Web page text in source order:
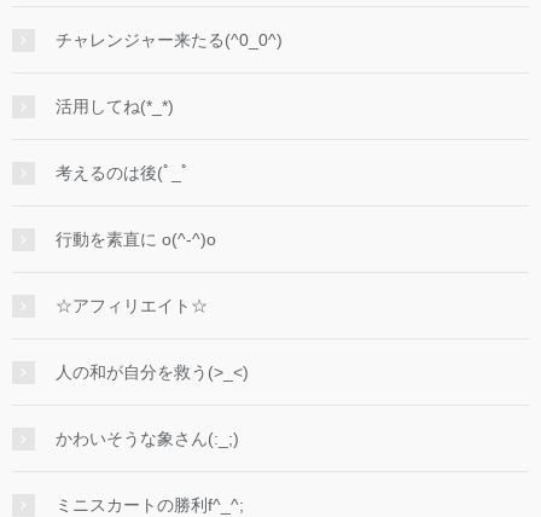
チャレンジャー来たる(^0_0^)
活用してね(*_*)
考えるのは後(ﾟ_ﾟ
行動を素直に o(^-^)o
☆アフィリエイト☆
人の和が自分を救う(>_<)
かわいそうな象さん(:_;)
ミニスカートの勝利f^_^;